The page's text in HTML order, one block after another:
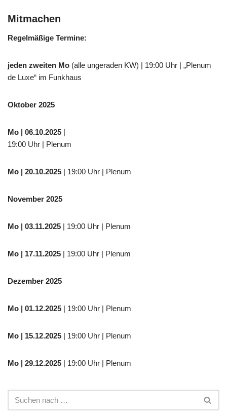
Mitmachen
Regelmäßige Termine:
jeden zweiten Mo (alle ungeraden KW) | 19:00 Uhr | „Plenum
de Luxe“ im Funkhaus
Oktober 2025
Mo | 06.10.2025 |
19:00 Uhr | Plenum
Mo | 20.10.2025 | 19:00 Uhr | Plenum
November 2025
Mo | 03.11.2025 | 19:00 Uhr | Plenum
Mo | 17.11.2025 | 19:00 Uhr | Plenum
Dezember 2025
Mo | 01.12.2025 | 19:00 Uhr | Plenum
Mo | 15.12.2025 | 19:00 Uhr | Plenum
Mo | 29.12.2025 | 19:00 Uhr | Plenum